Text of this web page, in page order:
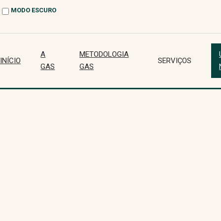
MODO ESCURO
INÍCIO
A
GAS
METODOLOGIA
GAS
SERVIÇOS